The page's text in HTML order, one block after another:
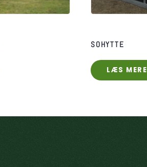
SOHYTTE
LÆS MERE